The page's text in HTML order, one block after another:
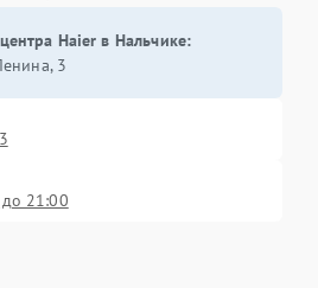
Haier в Нальчике:
3
21:00